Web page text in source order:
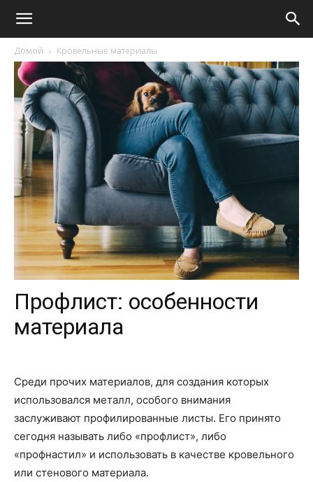
Домой Кровельные материалы
Профлист: особенности
материала
Среди прочих материалов, для создания которых
использовался металл, особого внимания
заслуживают профилированные листы. Его принято
сегодня называть либо «профлист», либо
«профнастил» и использовать в качестве кровельного
или стенового материала.